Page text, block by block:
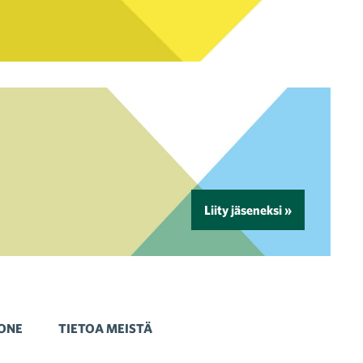
Liity jäseneksi »
TIETOA MEISTÄ